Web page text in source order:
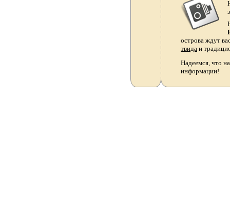
острова ждут
твида и
Надеемся, что
информации!